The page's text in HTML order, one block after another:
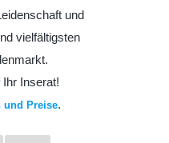
und
vielfältigsten
Inserat!
und Preise.